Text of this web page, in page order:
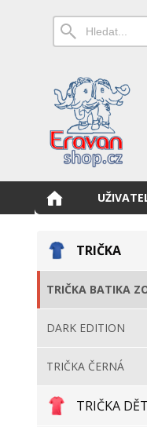
TRIČKA
TRIČKA BATIKA
DARK EDITION
TRIČKA ČERNÁ
TRIČKA